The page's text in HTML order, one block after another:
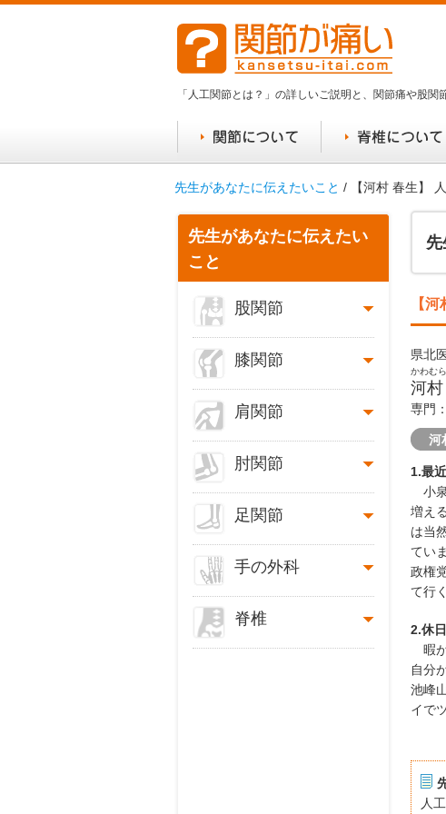
「人工関節とは？」の詳しいご説明と、関節痛や股
先生があなたに伝えたいこと / 【河村 春生】
【
県北
かわむ
河村
専門：
河
1.最
小
増え
は当
てい
政権
て行
2.休
暇が
自分
池峰
イで
人
先生があなたに伝えたい
こと
股関節
膝関節
肩関節
肘関節
足関節
手の外科
脊椎